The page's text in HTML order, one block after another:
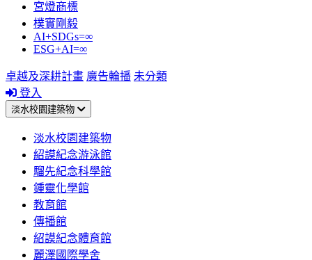
宮燈商標
樸實剛毅
AI+SDGs=∞
ESG+AI=∞
卓越及深耕計畫 廣告輪播 未分類
登入
淡水校園建築物
淡水校園建築物
紹謨紀念游泳館
騮先紀念科學館
鍾靈化學館
教育館
傳播館
紹謨紀念體育館
麗澤國際學舍